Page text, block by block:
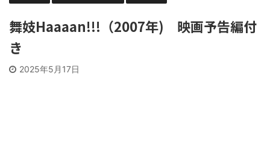
舞妓Haaaan!!!（2007年) 映画予告編付
き
2025年5月17日